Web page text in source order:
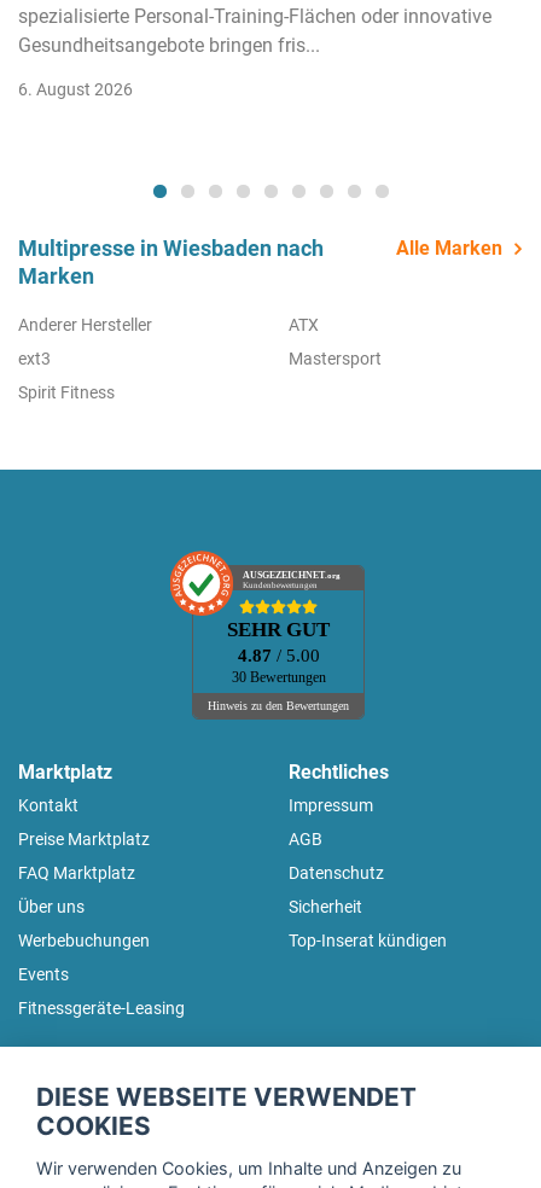
spezialisierte Personal-Training-Flächen oder innovative
Gesundheitsangebote bringen fris...
6. August 2026
Multipresse in Wiesbaden nach
Marken
Alle Marken
Anderer Hersteller
ATX
ext3
Mastersport
Spirit Fitness
AUSGEZEICHNET.org
Kundenbewertungen
SEHR GUT
4.87 / 5.00
30 Bewertungen
Hinweis zu den Bewertungen
Marktplatz
Kontakt
Preise Marktplatz
FAQ Marktplatz
Über uns
Werbebuchungen
Events
Fitnessgeräte-Leasing
Rechtliches
Impressum
AGB
Datenschutz
Sicherheit
Top-Inserat kündigen
Trage dich hier für unseren Newsletter ein und erhalte regelmäßig
DIESE WEBSEITE VERWENDET
COOKIES
Wir verwenden Cookies, um Inhalte und Anzeigen zu